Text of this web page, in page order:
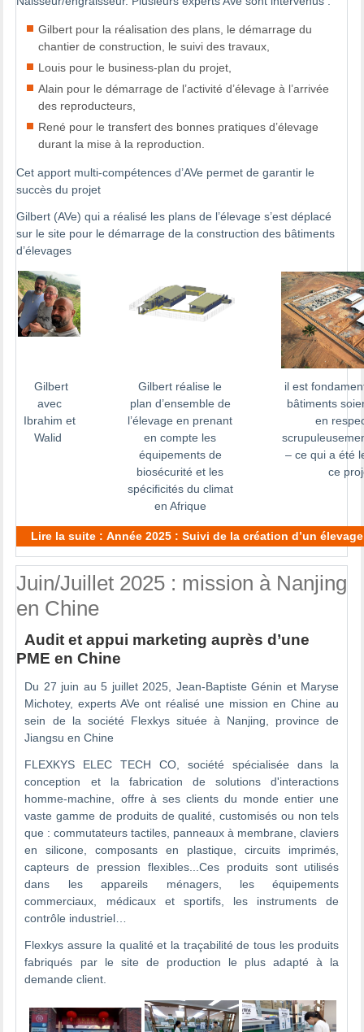
Gilbert pour la réalisation des plans, le démarrage du
chantier de construction, le suivi des travaux,
Louis pour le business-plan du projet,
Alain pour le démarrage de l’activité d’élevage à l’arrivée
des reproducteurs,
René pour le transfert des bonnes pratiques d’élevage
durant la mise à la reproduction.
Cet apport multi-compétences d’AVe permet de garantir le
succès du projet
Gilbert (AVe) qui a réalisé les plans de l’élevage s’est déplacé
sur le site pour le démarrage de la construction des bâtiments
d’élevages
Gilbert
avec
Ibrahim et
Walid
Gilbert réalise le
plan d’ensemble de
l’élevage en prenant
en compte les
équipements de
biosécurité et les
spécificités du climat
en Afrique
il est
bâtiments
en
– ce qui a été
ce
Lire la suite : Année 2025 : Suivi de la création d’un
Juin/Juillet 2025 : mission à Nanjing
en Chine
Audit et appui marketing auprès d’une
PME en Chine
Du 27 juin au 5 juillet 2025, Jean-Baptiste Génin et Maryse
Michotey, experts AVe ont réalisé une mission en Chine au
sein de la société Flexkys située à Nanjing, province de
Jiangsu en Chine
FLEXKYS ELEC TECH CO, société spécialisée dans la
conception et la fabrication de solutions d'interactions
homme-machine, offre à ses clients du monde entier une
vaste gamme de produits de qualité, customisés ou non tels
que : commutateurs tactiles, panneaux à membrane, claviers
en silicone, composants en plastique, circuits imprimés,
capteurs de pression flexibles...Ces produits sont utilisés
dans les appareils ménagers, les équipements
commerciaux, médicaux et sportifs, les instruments de
contrôle industriel…
Flexkys assure la qualité et la traçabilité de tous les produits
fabriqués par le site de production le plus adapté à la
demande client.